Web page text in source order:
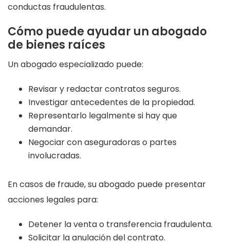
conductas fraudulentas.
Cómo puede ayudar un abogado
de bienes raíces
Un abogado especializado puede:
Revisar y redactar contratos seguros.
Investigar antecedentes de la propiedad.
Representarlo legalmente si hay que
demandar.
Negociar con aseguradoras o partes
involucradas.
En casos de fraude, su abogado puede presentar
acciones legales para:
Detener la venta o transferencia fraudulenta.
Solicitar la anulación del contrato.